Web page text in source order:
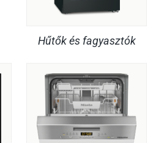
Hűtők és fagyasztók